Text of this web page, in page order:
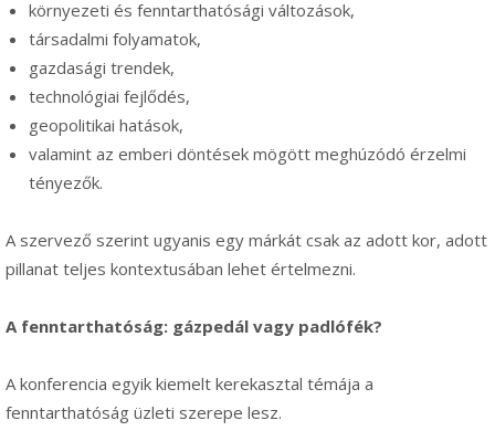
környezeti és fenntarthatósági változások,
társadalmi folyamatok,
gazdasági trendek,
technológiai fejlődés,
geopolitikai hatások,
valamint az emberi döntések mögött meghúzódó érzelmi
tényezők.
A szervező szerint ugyanis egy márkát csak az adott kor, adott
pillanat teljes kontextusában lehet értelmezni.
A fenntarthatóság: gázpedál vagy padlófék?
A konferencia egyik kiemelt kerekasztal témája a
fenntarthatóság üzleti szerepe lesz.